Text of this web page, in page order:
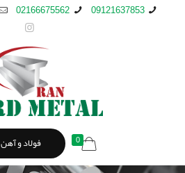
09121637853
02166675562
0 فولاد و آهن